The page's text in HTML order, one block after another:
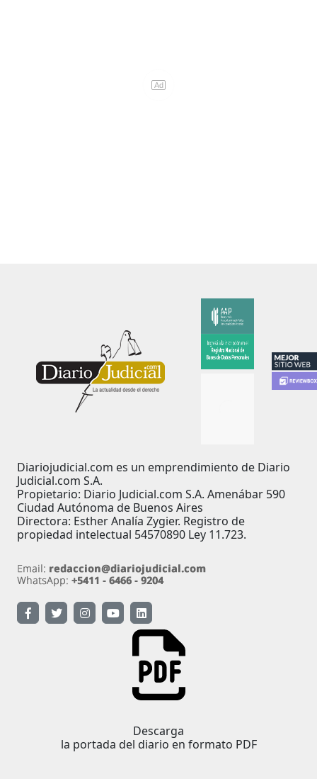
Diariojudicial.com es un emprendimiento de Diario
Judicial.com S.A.
Propietario: Diario Judicial.com S.A. Amenábar 590
Ciudad Autónoma de Buenos Aires
Directora: Esther Analía Zygier. Registro de
propiedad intelectual 54570890 Ley 11.723.
Descarga
la portada del diario en formato PDF